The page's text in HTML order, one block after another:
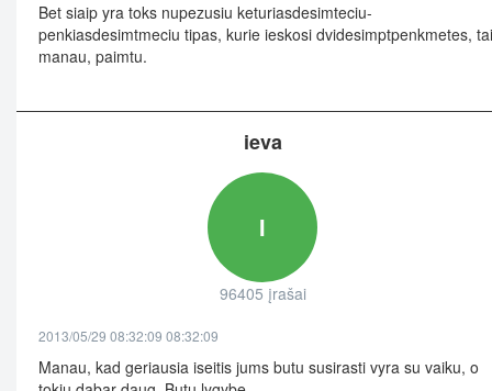
Bet siaip yra toks nupezusiu keturiasdesimteciu-
penkiasdesimtmeciu tipas, kurie ieskosi dvidesimptpenkmetes,
manau, paimtu.
ieva
I
96405 įrašai
2013/05/29 08:32:09 08:32:09
Manau, kad geriausia iseitis jums butu susirasti vyra su vaiku, o